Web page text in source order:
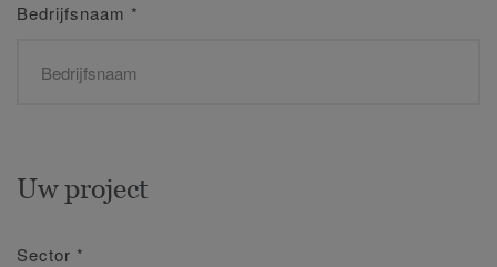
Bedrijfsnaam *
Uw project
Sector *